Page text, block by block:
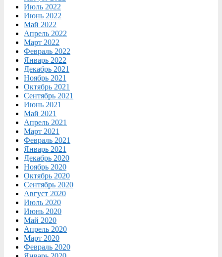
Июль 2022
Июнь 2022
Май 2022
Апрель 2022
Март 2022
Февраль 2022
Январь 2022
Декабрь 2021
Ноябрь 2021
Октябрь 2021
Сентябрь 2021
Июнь 2021
Май 2021
Апрель 2021
Март 2021
Февраль 2021
Январь 2021
Декабрь 2020
Ноябрь 2020
Октябрь 2020
Сентябрь 2020
Август 2020
Июль 2020
Июнь 2020
Май 2020
Апрель 2020
Март 2020
Февраль 2020